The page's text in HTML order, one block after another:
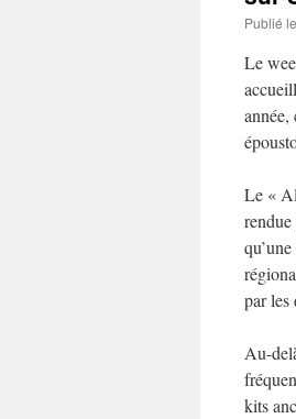
Publié le
Le
Le «
par les
Au-
kits